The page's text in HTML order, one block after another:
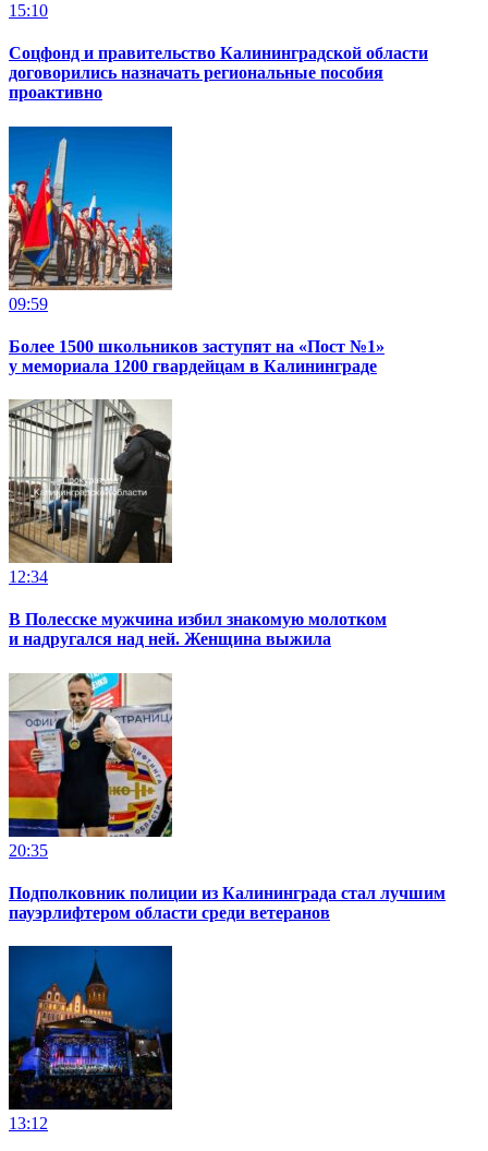
15:10
Соцфонд и правительство Калининградской области
договорились назначать региональные пособия
проактивно
09:59
Более 1500 школьников заступят на «Пост №1»
у мемориала 1200 гвардейцам в Калининграде
12:34
В Полесске мужчина избил знакомую молотком
и надругался над ней. Женщина выжила
20:35
Подполковник полиции из Калининграда стал лучшим
пауэрлифтером области среди ветеранов
13:12